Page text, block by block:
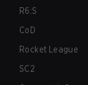
R6:S
CoD
Rocket League
SC2